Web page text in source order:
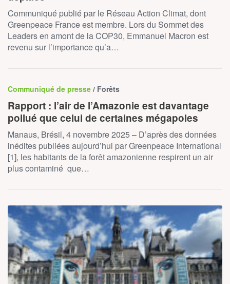
Communiqué publié par le Réseau Action Climat, dont
Greenpeace France est membre. Lors du Sommet des
Leaders en amont de la COP30, Emmanuel Macron est
revenu sur l’importance qu’a…
Communiqué de presse / Forêts
Rapport : l’air de l’Amazonie est davantage
pollué que celui de certaines mégapoles
Manaus, Brésil, 4 novembre 2025 – D’après des données
inédites publiées aujourd’hui par Greenpeace International
[1], les habitants de la forêt amazonienne respirent un air
plus contaminé que…